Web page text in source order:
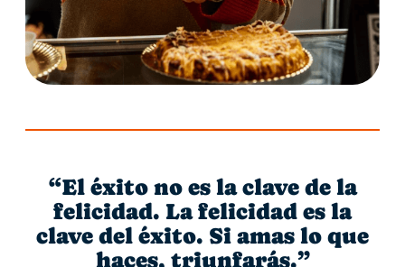
“El éxito no es la clave de la
felicidad. La felicidad es la
clave del éxito. Si amas lo que
haces, triunfarás.”